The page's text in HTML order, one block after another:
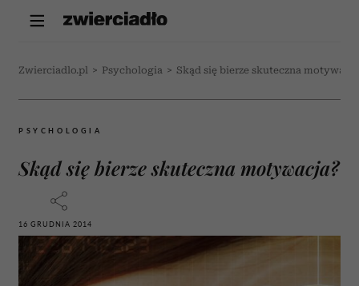
Zwierciadlo.pl > Psychologia > Skąd się bierze skuteczna
PSYCHOLOGIA
Skąd się bierze skuteczna motywacja?
16 GRUDNIA 2014